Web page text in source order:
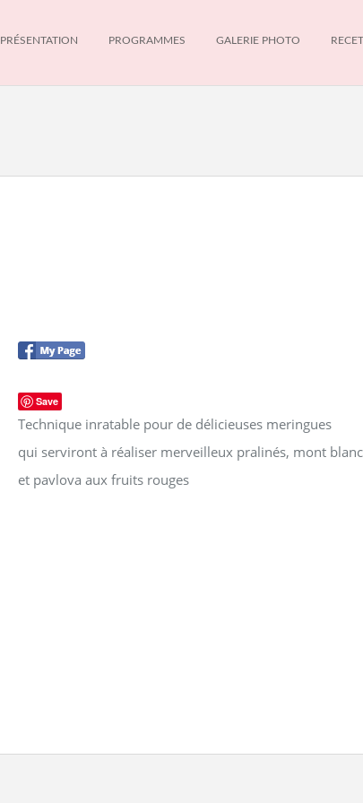
PRÉSENTATION PROGRAMMES GALERIE PHOTO
Save
Technique inratable pour de délicieuses meringues
qui serviront à réaliser merveilleux pralinés, mont
et pavlova aux fruits rouges